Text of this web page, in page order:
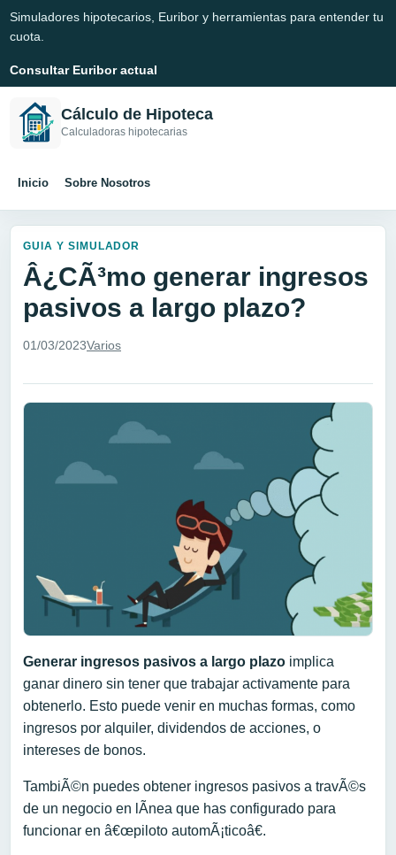
Simuladores hipotecarios, Euribor y herramientas para entender tu
cuota.
Consultar Euribor actual
Cálculo de Hipoteca
Calculadoras hipotecarias
Inicio Sobre Nosotros
GUIA Y SIMULADOR
Â¿CÃ³mo generar ingresos
pasivos a largo plazo?
01/03/2023Varios
Generar ingresos pasivos a largo plazo implica
ganar dinero sin tener que trabajar activamente para
obtenerlo. Esto puede venir en muchas formas, como
ingresos por alquiler, dividendos de acciones, o
intereses de bonos.
TambiÃ©n puedes obtener ingresos pasivos a travÃ©s
de un negocio en lÃ­nea que has configurado para
funcionar en â€œpiloto automÃ¡ticoâ€.